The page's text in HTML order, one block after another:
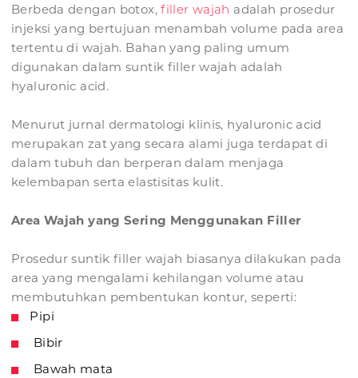
Berbeda dengan botox,filler wajah adalah prosedur
injeksi yang bertujuan menambah volume pada area
tertentu di wajah. Bahan yang paling umum
digunakan dalam suntik filler wajah adalah
hyaluronic acid.
Menurut jurnal dermatologi klinis, hyaluronic acid
merupakan zat yang secara alami juga terdapat di
dalam tubuh dan berperan dalam menjaga
kelembapan serta elastisitas kulit.
Area Wajah yang Sering Menggunakan Filler
Prosedur suntik filler wajah biasanya dilakukan pada
area yang mengalami kehilangan volume atau
membutuhkan pembentukan kontur, seperti:
Pipi
Bibir
Bawah mata